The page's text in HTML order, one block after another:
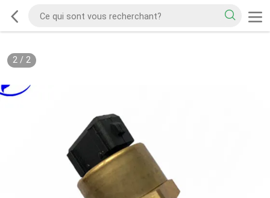
2/ 2